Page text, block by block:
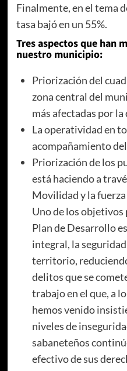
Finalmente, en el tema
tasa bajó en un 55%.
Tres aspectos que han
nuestro municipio:
Priorización del
zona central del
más afectadas por
La operatividad en
acompañamiento
Priorización de los
está haciendo a
Movilidad y la
Uno de los
Plan de Desarrollo
integral, la
territorio,
delitos que se
trabajo en el que, a
hemos venido
niveles de
sabaneteños
efectivo de sus